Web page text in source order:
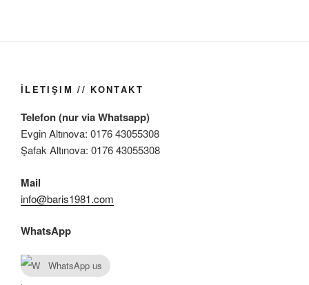
İLETIŞIM // KONTAKT
Telefon (nur via Whatsapp)
Evgin Altınova: 0176 43055308
Şafak Altınova: 0176 43055308
Mail
info@baris1981.com
WhatsApp
WhatsApp us